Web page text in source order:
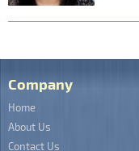
Company
Home
About Us
Contact Us